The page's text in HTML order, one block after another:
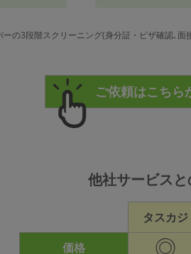
の3段階スクリーニング(身分証・ビザ確認､
他社サービス
タスカジ
価格
◎